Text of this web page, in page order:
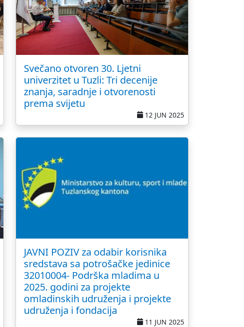
Svečano otvoren 30. Ljetni
univerzitet u Tuzli: Tri decenije
znanja, saradnje i otvorenosti
prema svijetu
12 JUN 2025
JAVNI POZIV za odabir korisnika
sredstava sa potrošačke jedinice
32010004- Podrška mladima u
2025. godini za projekte
omladinskih udruženja i projekte
udruženja i fondacija
11 JUN 2025